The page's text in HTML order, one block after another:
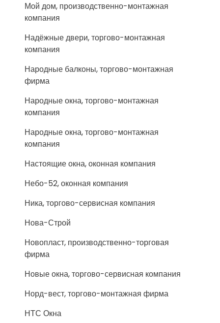
Мой дом, производственно-монтажная
компания
Надёжные двери, торгово-монтажная
компания
Народные балконы, торгово-монтажная
фирма
Народные окна, торгово-монтажная
компания
Народные окна, торгово-монтажная
компания
Настоящие окна, оконная компания
Небо-52, оконная компания
Ника, торгово-сервисная компания
Нова-Строй
Новопласт, производственно-торговая
фирма
Новые окна, торгово-сервисная компания
Норд-вест, торгово-монтажная фирма
НТС Окна